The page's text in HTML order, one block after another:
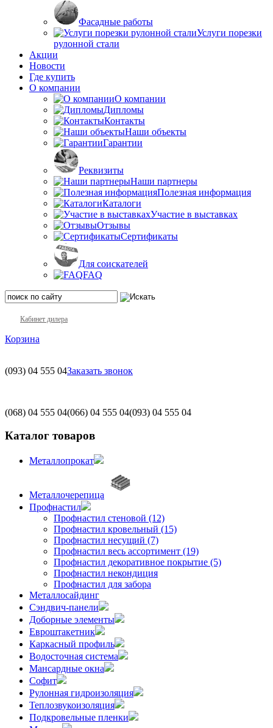
Фасадные работы
Услуги порезки
рулонной стали
Акции
Новости
Где купить
О компании
О компании
Дипломы
Контакты
Наши объекты
Гарантии
Реквизиты
Наши партнеры
Полезная информация
Каталоги
Участие в выставках
Отзывы
Сертификаты
Для соискателей
FAQ
Кабинет дилера
Корзина
(093) 04 555 04Заказать звонок
(068) 04 555 04(066) 04 555 04(093) 04 555 04
Каталог товаров
Металлопрокат
Металлочерепица
Профнастил
Профнастил стеновой (12)
Профнастил кровельный (15)
Профнастил несущий (7)
Профнастил весь ассортимент (19)
Профнастил декоративное покрытие (5)
Профнастил некондиция
Профнастил для забора
Металлосайдинг
Сэндвич-панели
Доборные элементы
Евроштакетник
Каркасный профиль
Водосточная система
Мансардные окна
Софит
Рулонная гидроизоляция
Теплозвукоизоляция
Подкровельные пленки